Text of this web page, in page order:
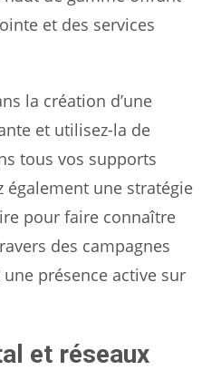
et des services
la création d’une
et utilisez-la de
tous vos supports
également une stratégie
pour faire connaître
des campagnes
présence active sur
et réseaux